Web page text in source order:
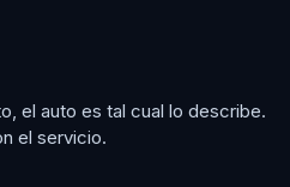
el auto es tal cual lo describe.
el servicio.